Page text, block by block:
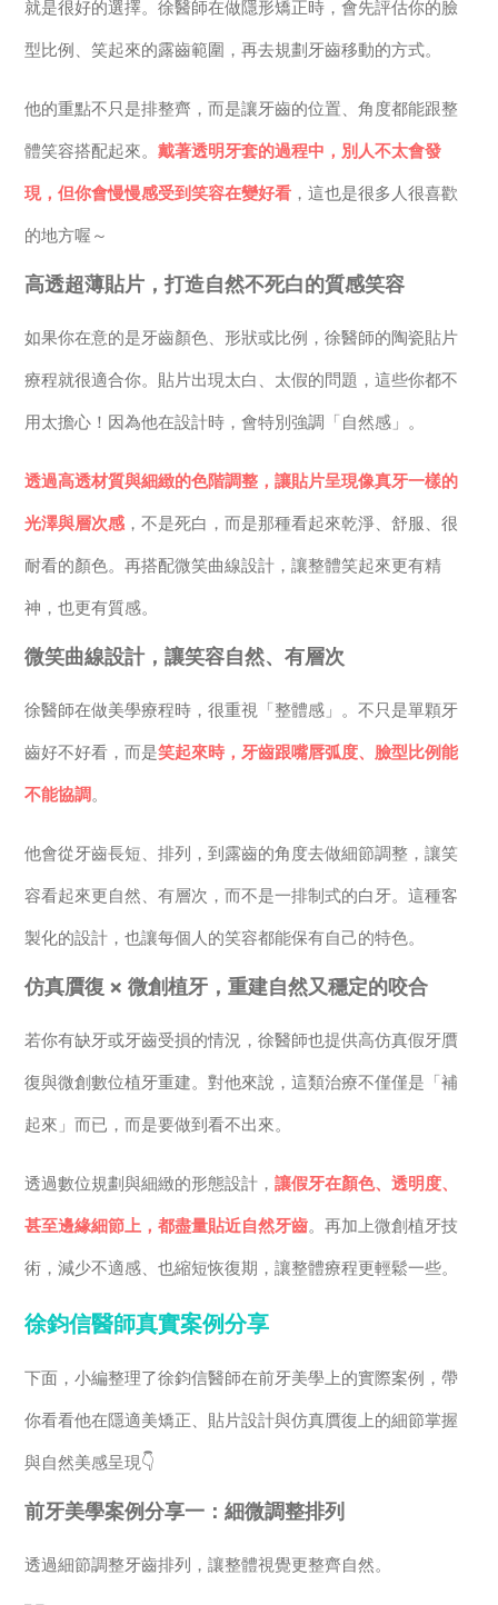
就是很好的選擇。徐醫師在做隱形矯正時，會先評估你的臉
型比例、笑起來的露齒範圍，再去規劃牙齒移動的方式。
他的重點不只是排整齊，而是讓牙齒的位置、角度都能跟整
體笑容搭配起來。戴著透明牙套的過程中，別人不太會發
現，但你會慢慢感受到笑容在變好看 ，這也是很多人很喜歡
的地方喔～
高透超薄貼片，打造自然不死白的質感笑容
如果你在意的是牙齒顏色、形狀或比例，徐醫師的陶瓷貼片
療程就很適合你。貼片出現太白、太假的問題，這些你都不
用太擔心！因為他在設計時，會特別強調「自然感」。
透過高透材質與細緻的色階調整，讓貼片呈現像真牙一樣的
光澤與層次感 ，不是死白，而是那種看起來乾淨、舒服、很
耐看的顏色。再搭配微笑曲線設計，讓整體笑起來更有精
神，也更有質感。
微笑曲線設計，讓笑容自然、有層次
徐醫師在做美學療程時，很重視「整體感」。不只是單顆牙
齒好不好看，而是笑起來時，牙齒跟嘴唇弧度、臉型比例能
不能協調。
他會從牙齒長短、排列，到露齒的角度去做細節調整，讓笑
容看起來更自然、有層次，而不是一排制式的白牙。這種客
製化的設計，也讓每個人的笑容都能保有自己的特色。
仿真贋復 × 微創植牙，重建自然又穩定的咬合
若你有缺牙或牙齒受損的情況，徐醫師也提供高仿真假牙贋
復與微創數位植牙重建。對他來說，這類治療不僅僅是「補
起來」而已，而是要做到看不出來。
透過數位規劃與細緻的形態設計，讓假牙在顏色、透明度、
甚至邊緣細節上，都盡量貼近自然牙齒。再加上微創植牙技
術，減少不適感、也縮短恢復期，讓整體療程更輕鬆一些。
徐鈞信醫師真實案例分享
下面，小編整理了徐鈞信醫師在前牙美學上的實際案例，帶
你看看他在隱適美矯正、貼片設計與仿真贋復上的細節掌握
與自然美感呈現👇
前牙美學案例分享一：細微調整排列
透過細節調整牙齒排列，讓整體視覺更整齊自然。